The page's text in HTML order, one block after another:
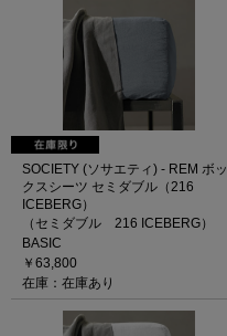
SOCIETY (ソサエティ) - REM ボッ
クスシーツ セミダブル（216
ICEBERG）
（セミダブル 216 ICEBERG）
BASIC
￥63,800
在庫：在庫あり